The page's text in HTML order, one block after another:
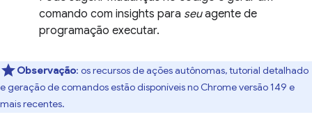
comando com insights para seuagente de
programação executar.
Observação: os recursos de ações autônomas, tutorial detalhado
e geração de comandos estão disponíveis no Chrome versão 149 e
mais recentes.